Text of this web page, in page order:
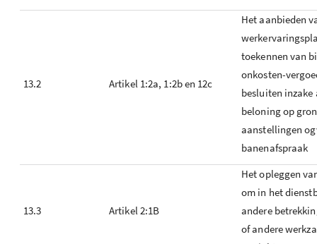
13.2 Artikel 1:2a, 1:2b en 12c
Het aanbieden
toekennen van
onkosten-
besluiten
beloning op
aanstellingen
banenafspraak
13.3 Artikel 2:1B
Het opleggen
om in het
andere
of andere